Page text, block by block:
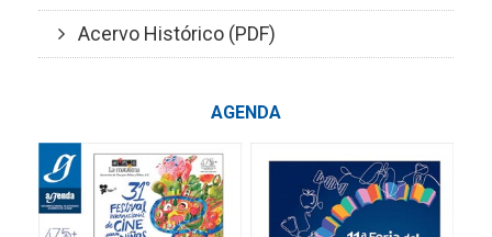
Acervo Histórico (PDF)
AGENDA